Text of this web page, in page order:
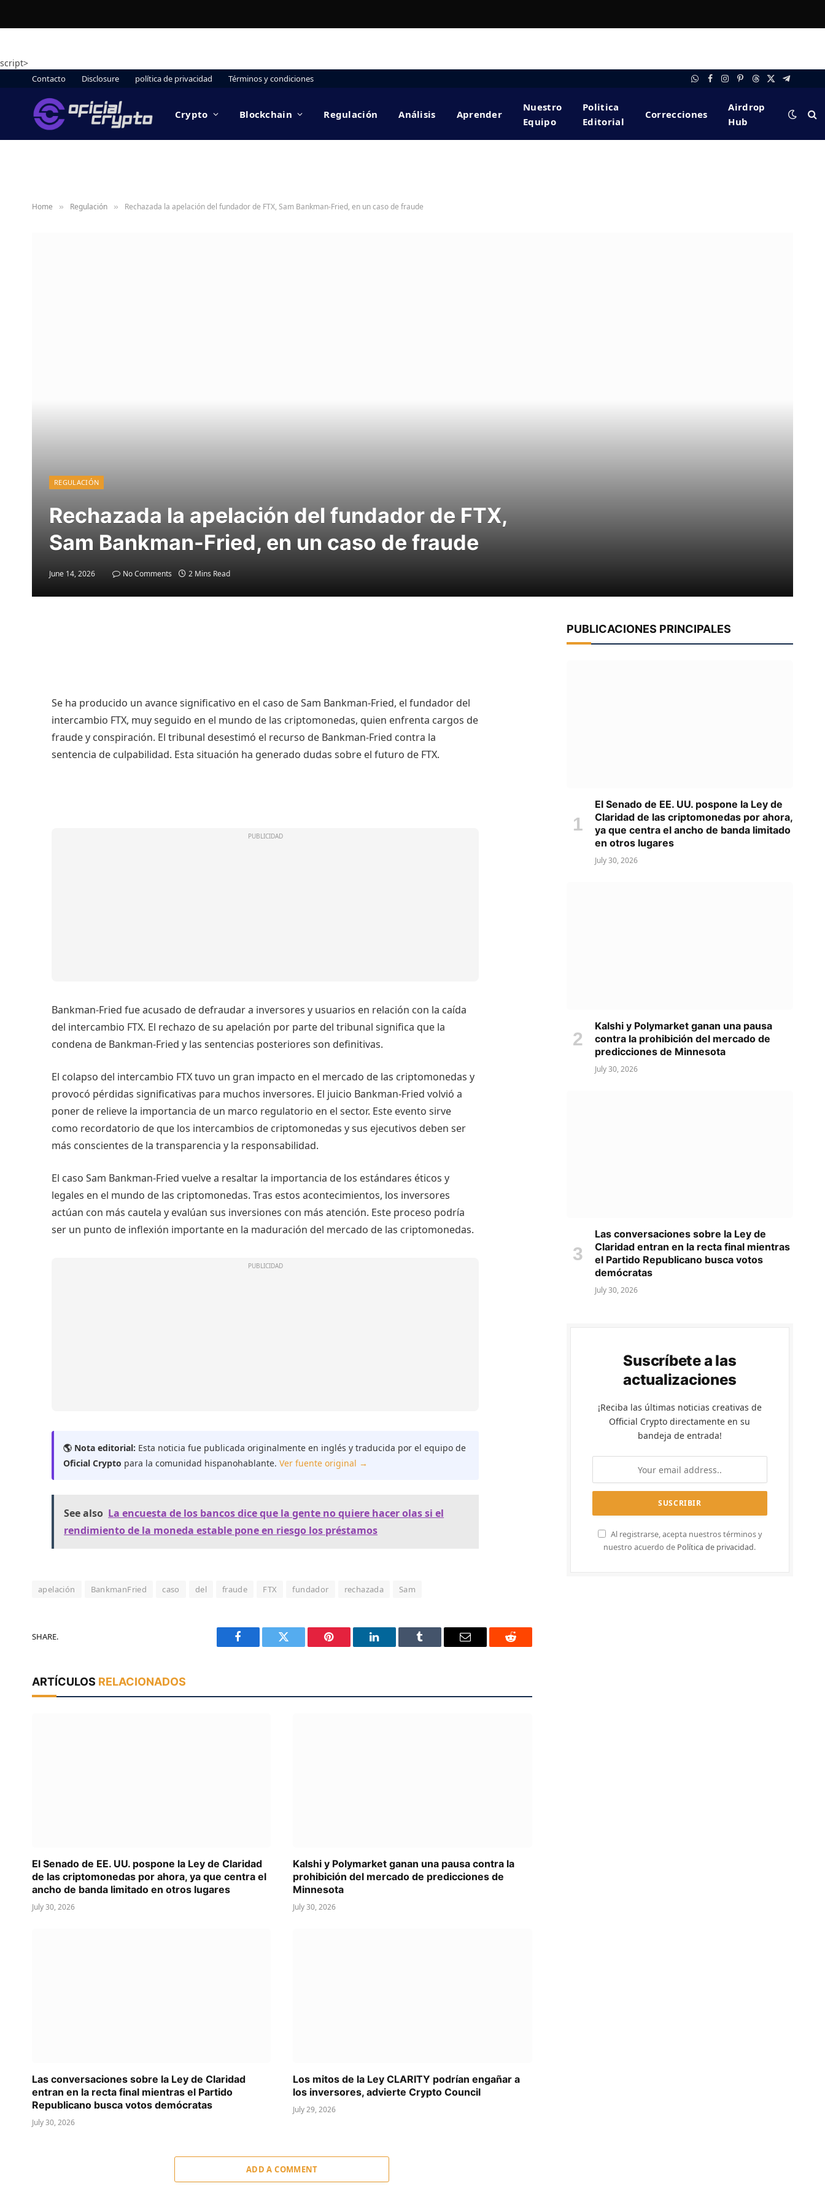
script>
Contacto Disclosure política de privacidad Términos y condiciones WhatsApp
FacebookInstagram
Pinterest
Threads
X
Telegram
Crypto Blockchain Regulación Análisis Aprender
Nuestro
Equipo
Politica
Editorial
Correcciones
Airdrop
Hub
Home » Regulación » Rechazada la apelación del fundador de FTX, Sam Bankman-Fried, en un caso de fraude
REGULACIÓN
Rechazada la apelación del fundador de FTX,
Sam Bankman-Fried, en un caso de fraude
June 14, 2026 No Comments 2 Mins Read
Se ha producido un avance significativo en el caso de Sam Bankman-Fried, el fundador del
intercambio FTX, muy seguido en el mundo de las criptomonedas, quien enfrenta cargos de
fraude y conspiración. El tribunal desestimó el recurso de Bankman-Fried contra la
sentencia de culpabilidad. Esta situación ha generado dudas sobre el futuro de FTX.
Bankman-Fried fue acusado de defraudar a inversores y usuarios en relación con la caída
del intercambio FTX. El rechazo de su apelación por parte del tribunal significa que la
condena de Bankman-Fried y las sentencias posteriores son definitivas.
El colapso del intercambio FTX tuvo un gran impacto en el mercado de las criptomonedas y
provocó pérdidas significativas para muchos inversores. El juicio Bankman-Fried volvió a
poner de relieve la importancia de un marco regulatorio en el sector. Este evento sirve
como recordatorio de que los intercambios de criptomonedas y sus ejecutivos deben ser
más conscientes de la transparencia y la responsabilidad.
El caso Sam Bankman-Fried vuelve a resaltar la importancia de los estándares éticos y
legales en el mundo de las criptomonedas. Tras estos acontecimientos, los inversores
actúan con más cautela y evalúan sus inversiones con más atención. Este proceso podría
ser un punto de inflexión importante en la maduración del mercado de las criptomonedas.
🌎 Nota editorial: Esta noticia fue publicada originalmente en inglés y traducida por el equipo de
Oficial Crypto para la comunidad hispanohablante.Ver fuente original →
See also La encuesta de los bancos dice que la gente no quiere hacer olas si el
rendimiento de la moneda estable pone en riesgo los préstamos
apelación BankmanFried caso del fraude FTX fundador rechazada Sam
SHARE.
Facebook Twitter Pinterest LinkedIn Tumblr Email Reddit
ARTÍCULOS RELACIONADOS
El Senado de EE. UU. pospone la Ley de Claridad
de las criptomonedas por ahora, ya que centra el
ancho de banda limitado en otros lugares
July 30, 2026
Kalshi y Polymarket ganan una pausa contra la
prohibición del mercado de predicciones de
Minnesota
July 30, 2026
Las conversaciones sobre la Ley de Claridad
entran en la recta final mientras el Partido
Republicano busca votos demócratas
July 30, 2026
Los mitos de la Ley CLARITY podrían engañar a
los inversores, advierte Crypto Council
July 29, 2026
ADD A COMMENT
PUBLICACIONES PRINCIPALES
El Senado de EE. UU. pospone la Ley de
Claridad de las criptomonedas por ahora,
ya que centra el ancho de banda limitado
en otros lugares
July 30, 2026
Kalshi y Polymarket ganan una pausa
contra la prohibición del mercado de
predicciones de Minnesota
July 30, 2026
Las conversaciones sobre la Ley de
Claridad entran en la recta final mientras
el Partido Republicano busca votos
demócratas
July 30, 2026
Suscríbete a las
actualizaciones
¡Reciba las últimas noticias creativas de
Official Crypto directamente en su
bandeja de entrada!
Al registrarse, acepta nuestros términos y
nuestro acuerdo de Política de privacidad.